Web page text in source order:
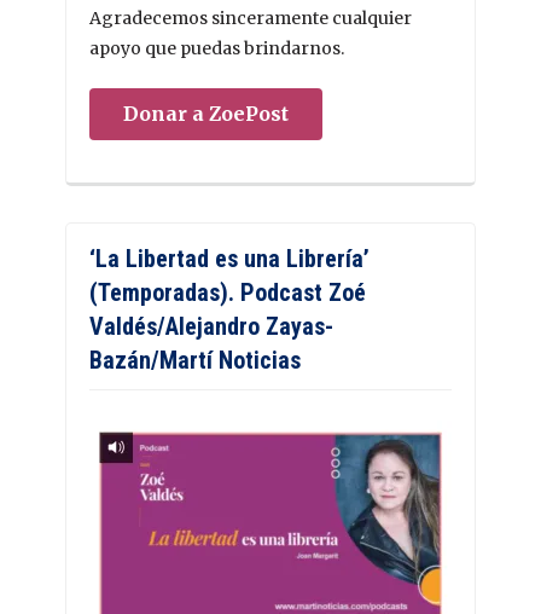
Agradecemos sinceramente cualquier
apoyo que puedas brindarnos.
Donar a ZoePost
‘La Libertad es una Librería’
(Temporadas). Podcast Zoé
Valdés/Alejandro Zayas-
Bazán/Martí Noticias